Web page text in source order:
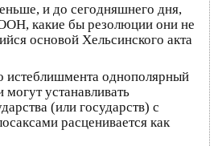
и до сегодняшнего дня,
ООН, какие бы резолюции они не
основой Хельсинского акта
истеблишмента однополярный
устанавливать
(или государств) с
расценивается как